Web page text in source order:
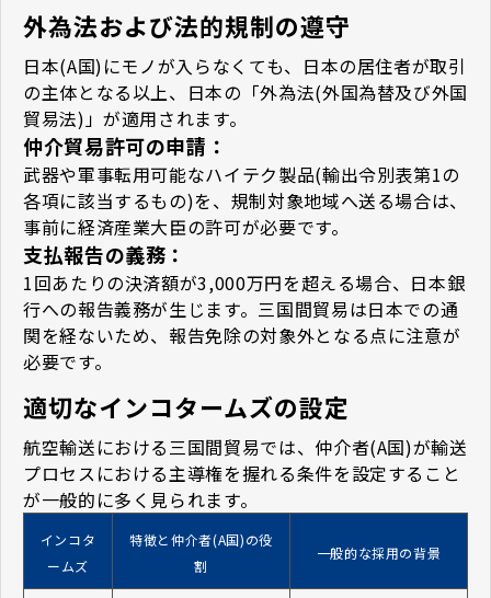
外為法および法的規制の遵守
日本(A国)にモノが入らなくても、日本の居住者が取引
の主体となる以上、日本の「外為法(外国為替及び外国
貿易法)」が適用されます。
仲介貿易許可の申請：
武器や軍事転用可能なハイテク製品(輸出令別表第1の
各項に該当するもの)を、規制対象地域へ送る場合は、
事前に経済産業大臣の許可が必要です。
支払報告の義務：
1回あたりの決済額が3,000万円を超える場合、日本銀
行への報告義務が生じます。三国間貿易は日本での通
関を経ないため、報告免除の対象外となる点に注意が
必要です。
適切なインコタームズの設定
航空輸送における三国間貿易では、仲介者(A国)が輸送
プロセスにおける主導権を握れる条件を設定すること
が一般的に多く見られます。
インコタ
ームズ
特徴と仲介者(A国)の役
割
一般的な採用の背景